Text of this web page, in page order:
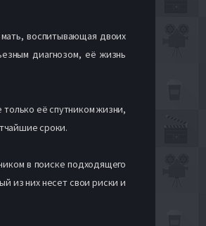
воспитывающая двоих
диагнозом, её жизнь
её спутником жизни,
сроки.
в поиске подходящего
из них несет свои риски и